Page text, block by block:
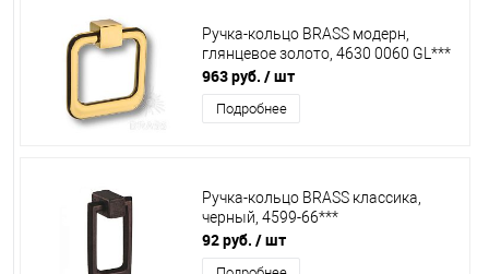
Ручка-кольцо BRASS модерн,
глянцевое золото, 4630 0060 GL***
963 руб. / шт
Подробнее
Ручка-кольцо BRASS классика,
черный, 4599-66***
92 руб. / шт